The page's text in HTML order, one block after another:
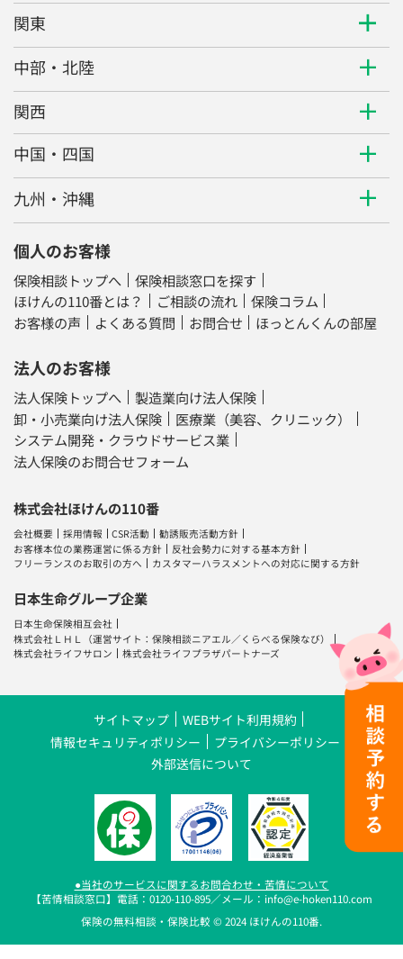
関東
中部・北陸
関西
中国・四国
九州・沖縄
個人のお客様
保険相談トップへ
保険相談窓口を探す
ほけんの110番とは？
ご相談の流れ
保険コラム
お客様の声
よくある質問 お問合せ ほっとんくんの部屋
法人のお客様
法人保険トップへ
製造業向け法人保険
卸・小売業向け法人保険
医療業（美容、クリニック）
システム開発・クラウドサービス業
法人保険のお問合せフォーム
株式会社ほけんの110番
会社概要 採用情報 CSR活動
勧誘販売活動方針
お客様本位の業務運営に係る方針
反社会勢力に対する基本方針
フリーランスのお取引の方へ
カスタマーハラスメントへの対応に関する方針
日本生命グループ企業
日本生命保険相互会社
株式会社ＬＨＬ
（運営サイト：保険相談ニアエル ／ くらべる保険なび）
株式会社ライフサロン
株式会社ライフプラザパートナーズ
サイトマップ
WEBサイト利用規約
情報セキュリティポリシー
プライバシーポリシー
外部送信について
●当社のサービスに関するお問合わせ・苦情について
【苦情相談窓口】電話：0120-110-895／メール：info@e-hoken110.com
保険の無料相談・保険比較 © 2024 ほけんの110番.